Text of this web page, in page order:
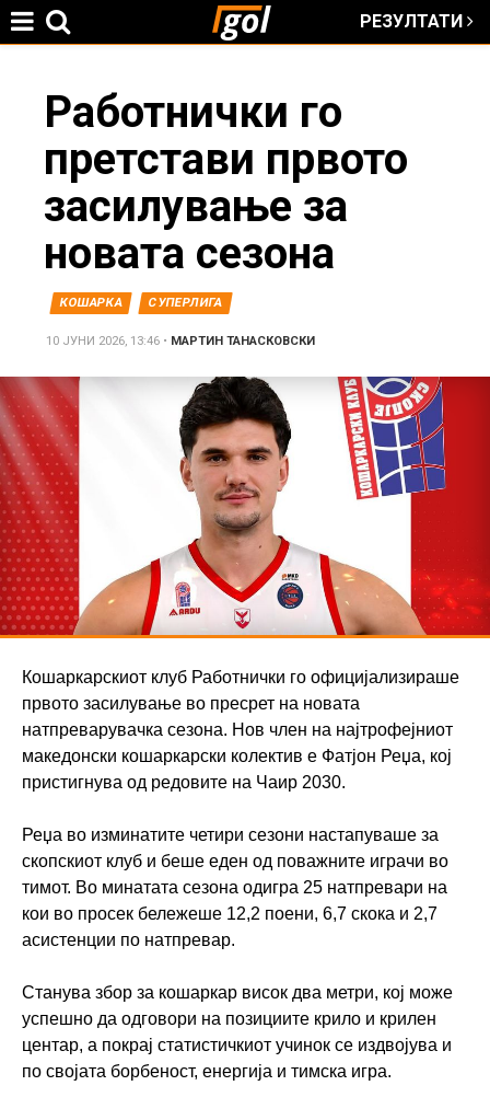
РЕЗУЛТАТИ
here
Работнички го
претстави првото
засилување за
новата сезона
КОШАРКА СУПЕРЛИГА
10 ЈУНИ 2026, 13:46 • МАРТИН ТАНАСКОВСКИ
Кошаркарскиот клуб Работнички го официјализираше
првото засилување во пресрет на новата
натпреварувачка сезона. Нов член на најтрофејниот
македонски кошаркарски колектив е Фатјон Реџа, кој
пристигнува од редовите на Чаир 2030.
Реџа во изминатите четири сезони настапуваше за
скопскиот клуб и беше еден од поважните играчи во
тимот. Во минатата сезона одигра 25 натпревари на
кои во просек бележеше 12,2 поени, 6,7 скока и 2,7
асистенции по натпревар.
Станува збор за кошаркар висок два метри, кој може
успешно да одговори на позициите крило и крилен
центар, а покрај статистичкиот учинок се издвојува и
по својата борбеност, енергија и тимска игра.